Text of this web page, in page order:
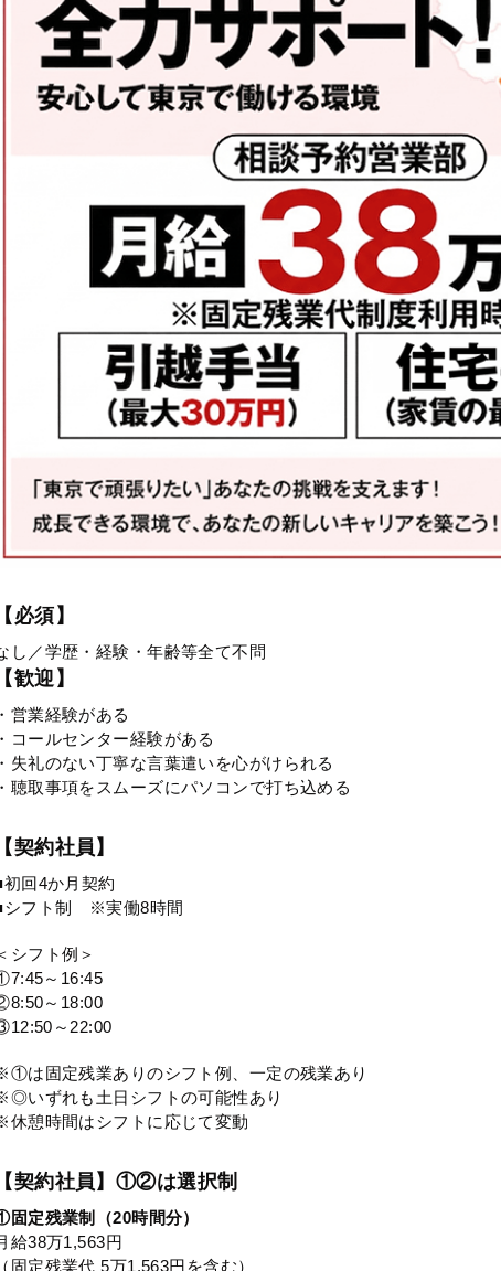
必須】
し／学歴・経験・年齢等全て不問
歓迎】
営業経験がある
コールセンター経験がある
失礼のない丁寧な言葉遣いを心がけられる
聴取事項をスムーズにパソコンで打ち込める
契約社員】
初回4か月契約
シフト制 ※実働8時間
シフト例＞
～16:45
～18:00
～22:00
は固定残業ありのシフト例、一定の残業あり
いずれも土日シフトの可能性あり
休憩時間はシフトに応じて変動
契約社員】①②は選択制
固定残業制（20時間分）
給38万1,563円
固定残業代 5万1,563円を含む）